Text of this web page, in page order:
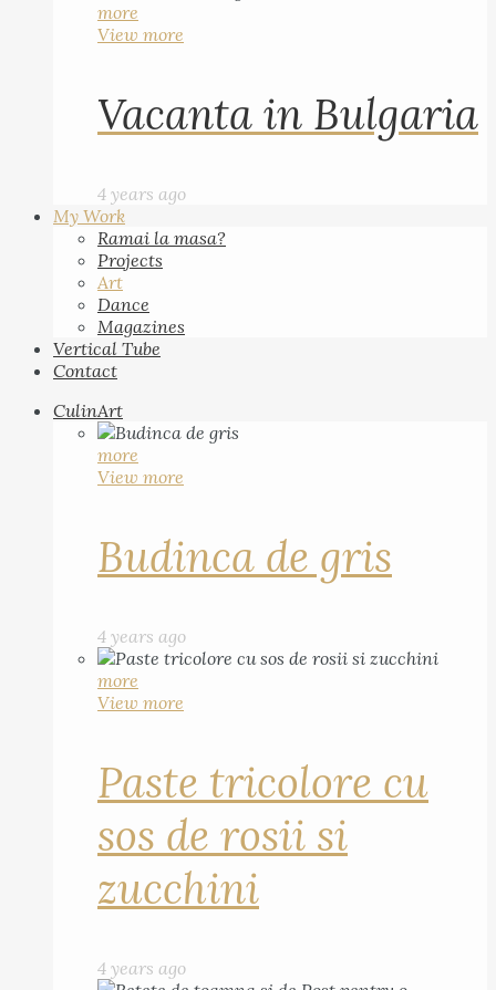
more
View more
Vacanta in Bulgaria
4 years ago
My Work
Ramai la masa?
Projects
Art
Dance
Magazines
Vertical Tube
Contact
CulinArt
more
View more
Budinca de gris
4 years ago
more
View more
Paste tricolore cu
sos de rosii si
zucchini
4 years ago